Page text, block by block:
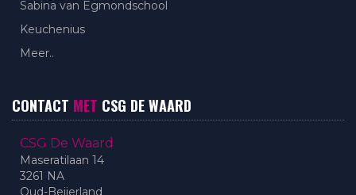
Sabina van Egmondschool
Keuchenius
Meer..
CONTACT MET CSG DE WAARD
CSG De Waard
Maseratilaan 14
3261 NA
Oud-Beijerland